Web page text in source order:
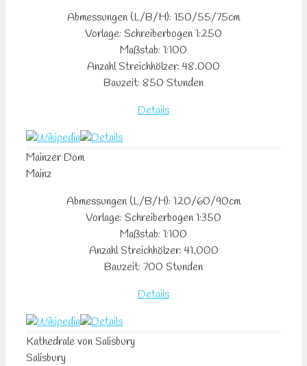
Abmessungen (L/B/H): 150/55/75cm
Vorlage: Schreiberbogen 1:250
Maßstab: 1:100
Anzahl Streichhölzer: 48.000
Bauzeit: 850 Stunden
Details
Mainzer Dom
Mainz
Abmessungen (L/B/H): 120/60/90cm
Vorlage: Schreiberbogen 1:350
Maßstab: 1:100
Anzahl Streichhölzer: 41.000
Bauzeit: 700 Stunden
Details
Kathedrale von Salisbury
Salisbury